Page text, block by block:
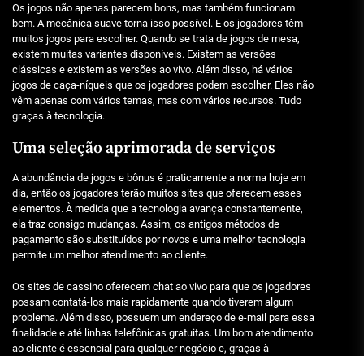
Os jogos não apenas parecem bons, mas também funcionam
bem. A mecânica suave torna isso possível. E os jogadores têm
muitos jogos para escolher. Quando se trata de jogos de mesa,
existem muitas variantes disponíveis. Existem as versões
clássicas e existem as versões ao vivo. Além disso, há vários
jogos de caça-níqueis que os jogadores podem escolher. Eles não
vêm apenas com vários temas, mas com vários recursos. Tudo
graças à tecnologia.
Uma seleção aprimorada de serviços
A abundância de jogos e bônus é praticamente a norma hoje em
dia, então os jogadores terão muitos sites que oferecem esses
elementos. À medida que a tecnologia avança constantemente,
ela traz consigo mudanças. Assim, os antigos métodos de
pagamento são substituídos por novos e uma melhor tecnologia
permite um melhor atendimento ao cliente.
Os sites de cassino oferecem chat ao vivo para que os jogadores
possam contatá-los mais rapidamente quando tiverem algum
problema. Além disso, possuem um endereço de e-mail para essa
finalidade e até linhas telefônicas gratuitas. Um bom atendimento
ao cliente é essencial para qualquer negócio e, graças à